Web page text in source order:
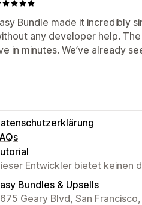
Bundle made it incredibly
any developer help.
in minutes. We’ve already
Entwickler bietet keinen
Bundles & Upsells
Geary Blvd, San